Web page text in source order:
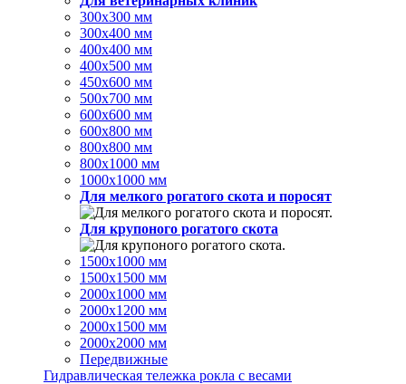
300х300 мм
300х400 мм
400х400 мм
400х500 мм
450х600 мм
500х700 мм
600х600 мм
600х800 мм
800х800 мм
800х1000 мм
1000х1000 мм
Для мелкого рогатого скота и поросят
Для крупоного рогатого скота
1500х1000 мм
1500х1500 мм
2000х1000 мм
2000х1200 мм
2000х1500 мм
2000х2000 мм
Передвижные
Гидравлическая тележка рокла с весами